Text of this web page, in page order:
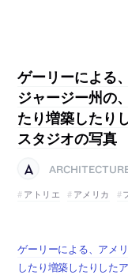
ゲーリーによる
ジャージー州の
たり増築したり
スタジオの写真
アトリエ
アメリカ
ゲーリーによる、アメ
したり増築したりした